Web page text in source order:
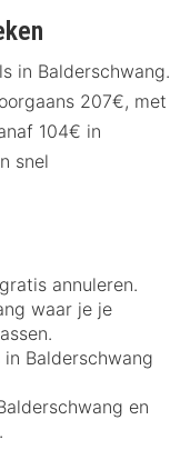
in Balderschwang.
207€, met
104€ in
snel
annuleren.
waar je je
Balderschwang
en